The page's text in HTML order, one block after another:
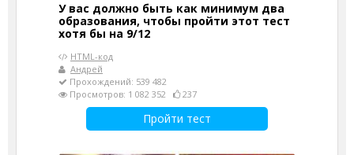
У вас должно быть как минимум два
образования, чтобы пройти этот тест
хотя бы на 9/12
HTML-код
Андрей
Прохождений: 539 482
Просмотров: 1 082 352
237
Пройти тест